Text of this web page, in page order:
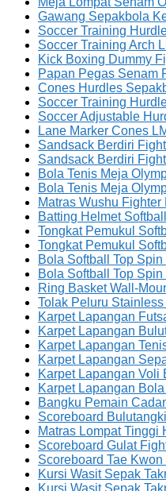
Gawang Sepakbola
Soccer Training
Soccer Training Arch
Kick Boxing Dummy
Papan Pegas Senam
Cones Hurdles
Soccer Training
Soccer Adjustable
Lane Marker Cones
Sandsack Berdiri
Sandsack Berdiri
Bola Tenis Meja
Bola Tenis Meja
Matras Wushu Fighter
Batting Helmet
Tongkat Pemukul
Tongkat Pemukul
Bola Softball Top
Bola Softball Top
Ring Basket Wall-
Tolak Peluru
Karpet Lapangan
Karpet Lapangan
Karpet Lapangan
Karpet Lapangan
Karpet Lapangan Voli
Karpet Lapangan
Bangku Pemain
Scoreboard
Matras Lompat Tinggi
Scoreboard Gulat
Scoreboard Tae
Kursi Wasit Sepak
Kursi Wasit Sepak